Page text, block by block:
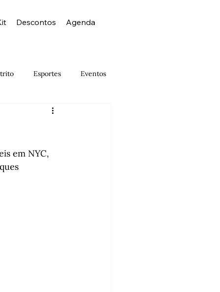
Descontos Agenda
Esportes Eventos
Museus
em NYC,